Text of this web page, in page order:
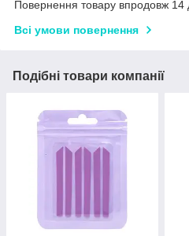
Повернення товару впродовж 14
Всі умови повернення
Подібні товари компанії